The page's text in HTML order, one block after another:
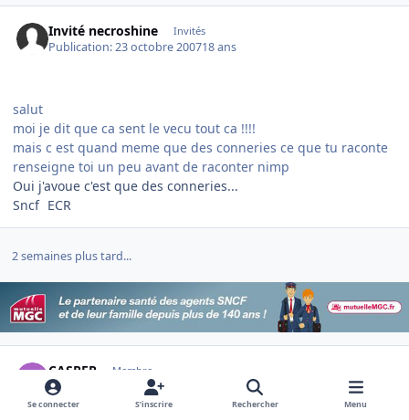
Invité necroshine Invités
Publication:23 octobre 200718 ans
salut
moi je dit que ca sent le vecu tout ca !!!!
mais c est quand meme que des conneries ce que tu raconte
renseigne toi un peu avant de raconter nimp
Oui j'avoue c'est que des conneries...
Sncf ECR
2 semaines plus tard...
CASPER Membre
Publication: 3 novembre 2007
Se connecter S’inscrire Rechercher Menu